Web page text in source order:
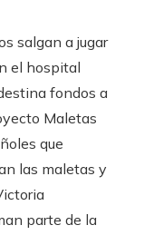
salgan a jugar
el hospital
fondos a
Maletas
que
las maletas y
parte de la